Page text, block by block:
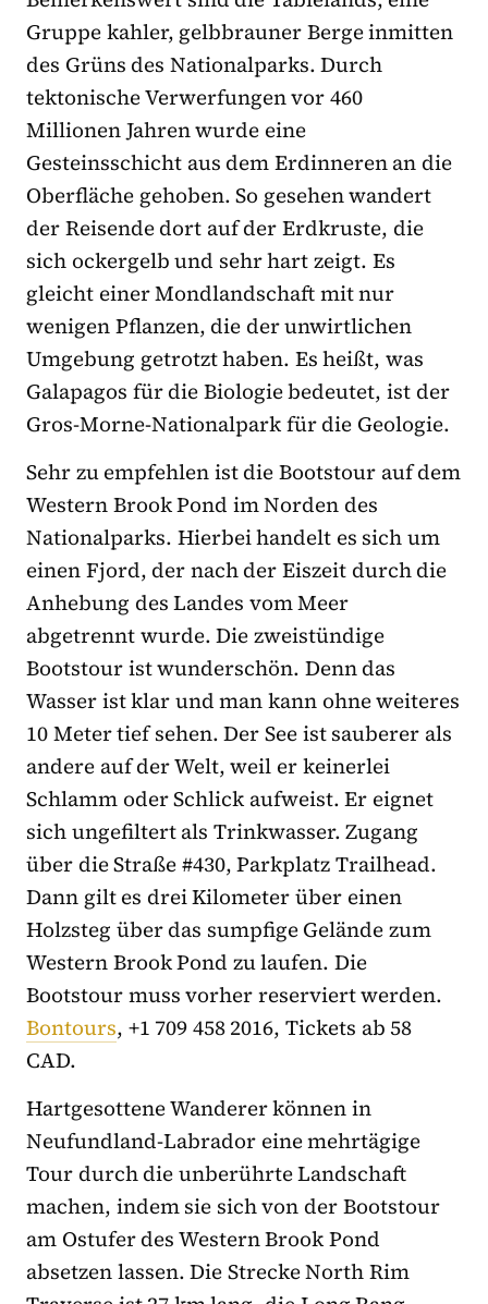
Gruppe kahler, gelbbrauner Berge inmitten
des Grüns des Nationalparks. Durch
tektonische Verwerfungen vor 460
Millionen Jahren wurde eine
Gesteinsschicht aus dem Erdinneren an die
Oberfläche gehoben. So gesehen wandert
der Reisende dort auf der Erdkruste, die
sich ockergelb und sehr hart zeigt. Es
gleicht einer Mondlandschaft mit nur
wenigen Pflanzen, die der unwirtlichen
Umgebung getrotzt haben. Es heißt, was
Galapagos für die Biologie bedeutet, ist der
Gros-Morne-Nationalpark für die Geologie.
Sehr zu empfehlen ist die Bootstour auf dem
Western Brook Pond im Norden des
Nationalparks. Hierbei handelt es sich um
einen Fjord, der nach der Eiszeit durch die
Anhebung des Landes vom Meer
abgetrennt wurde. Die zweistündige
Bootstour ist wunderschön. Denn das
Wasser ist klar und man kann ohne weiteres
10 Meter tief sehen. Der See ist sauberer als
andere auf der Welt, weil er keinerlei
Schlamm oder Schlick aufweist. Er eignet
sich ungefiltert als Trinkwasser. Zugang
über die Straße #430, Parkplatz Trailhead.
Dann gilt es drei Kilometer über einen
Holzsteg über das sumpfige Gelände zum
Western Brook Pond zu laufen. Die
Bootstour muss vorher reserviert werden.
Bontours, +1 709 458 2016, Tickets ab 58
CAD.
Hartgesottene Wanderer können in
Neufundland-Labrador eine mehrtägige
Tour durch die unberührte Landschaft
machen, indem sie sich von der Bootstour
am Ostufer des Western Brook Pond
absetzen lassen. Die Strecke North Rim